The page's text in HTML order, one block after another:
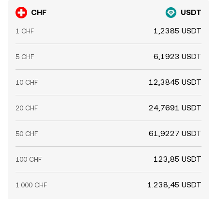
CHF USDT
1 CHF 1,2385 USDT
5 CHF 6,1923 USDT
10 CHF 12,3845 USDT
20 CHF 24,7691 USDT
50 CHF 61,9227 USDT
100 CHF 123,85 USDT
1.000 CHF 1.238,45 USDT